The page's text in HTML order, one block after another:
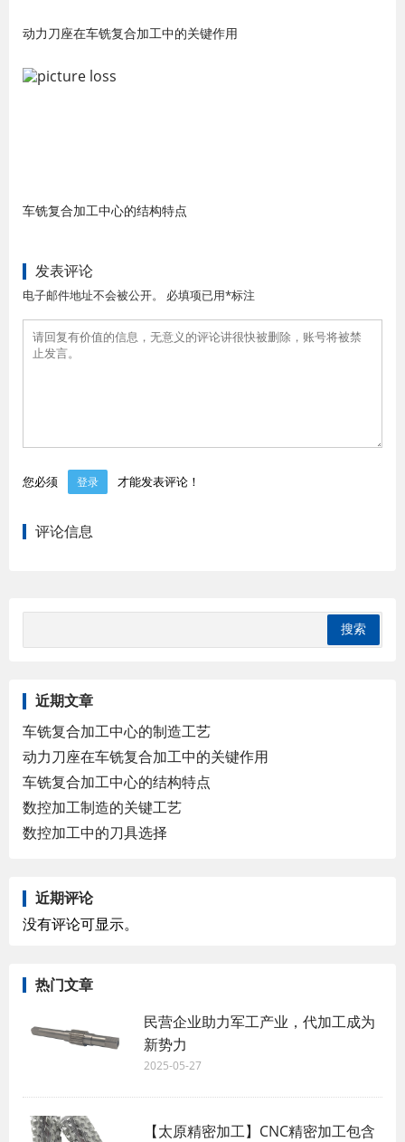
动力刀座在车铣复合加工中的关键作用
车铣复合加工中心的结构特点
发表评论
电子邮件地址不会被公开。 必填项已用*标注
您必须 登录 才能发表评论！
评论信息
近期文章
车铣复合加工中心的制造工艺
动力刀座在车铣复合加工中的关键作用
车铣复合加工中心的结构特点
数控加工制造的关键工艺
数控加工中的刀具选择
近期评论
没有评论可显示。
热门文章
民营企业助力军工产业，代加工成为
新势力
2025-05-27
【太原精密加工】CNC精密加工包含